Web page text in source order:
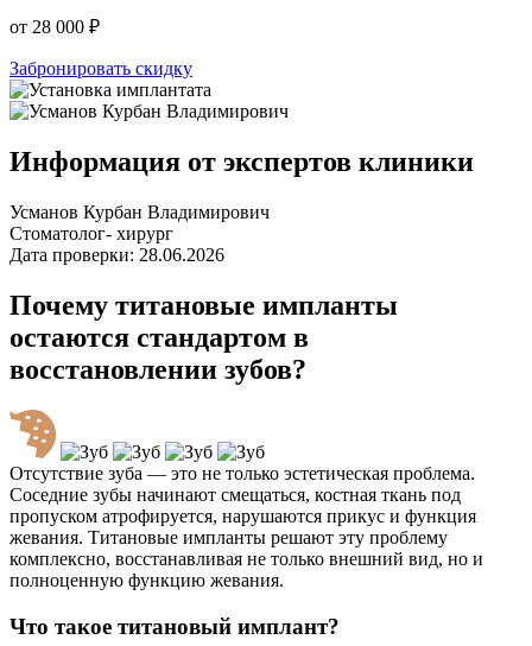
от 28 000 ₽
Забронировать скидку
Информация от экспертов клиники
Усманов Курбан Владимирович
Стоматолог- хирург
Дата проверки: 28.06.2026
Почему титановые импланты
остаются стандартом в
восстановлении зубов?
Отсутствие зуба — это не только эстетическая проблема.
Соседние зубы начинают смещаться, костная ткань под
пропуском атрофируется, нарушаются прикус и функция
жевания. Титановые импланты решают эту проблему
комплексно, восстанавливая не только внешний вид, но и
полноценную функцию жевания.
Что такое титановый имплант?